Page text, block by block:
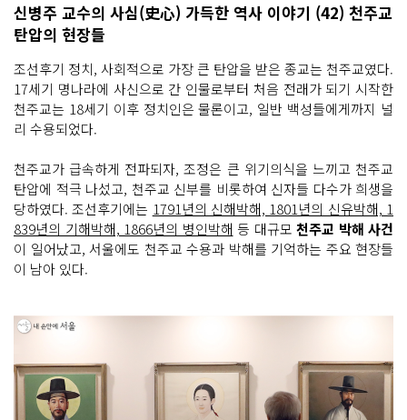
신병주 교수의 사심(史心) 가득한 역사 이야기 (42) 천주교
탄압의 현장들
조선후기 정치, 사회적으로 가장 큰 탄압을 받은 종교는 천주교였다.
17세기 명나라에 사신으로 간 인물로부터 처음 전래가 되기 시작한
천주교는 18세기 이후 정치인은 물론이고, 일반 백성들에게까지 널
리 수용되었다.
천주교가 급속하게 전파되자, 조정은 큰 위기의식을 느끼고 천주교
탄압에 적극 나섰고, 천주교 신부를 비롯하여 신자들 다수가 희생을
당하였다. 조선후기에는 1791년의 신해박해, 1801년의 신유박해, 1
839년의 기해박해, 1866년의 병인박해 등 대규모 천주교 박해 사건
이 일어났고, 서울에도 천주교 수용과 박해를 기억하는 주요 현장들
이 남아 있다.